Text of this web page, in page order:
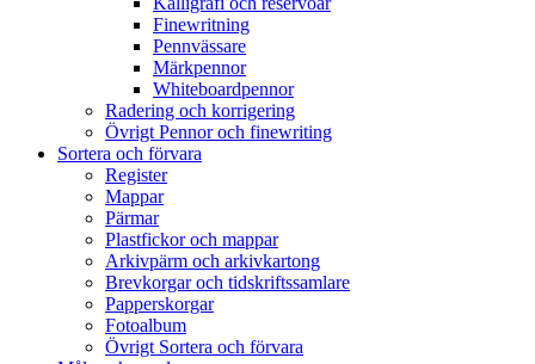
Finewritning
Pennvässare
Märkpennor
Whiteboardpennor
Radering och korrigering
Övrigt Pennor och finewriting
Sortera och förvara
Register
Mappar
Pärmar
Plastfickor och mappar
Arkivpärm och arkivkartong
Brevkorgar och tidskriftssamlare
Papperskorgar
Fotoalbum
Övrigt Sortera och förvara